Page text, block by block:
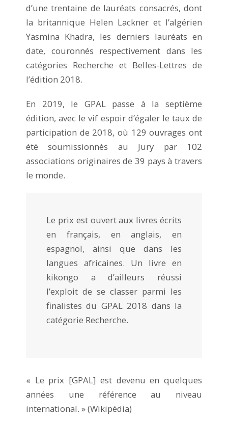
d’une trentaine de lauréats consacrés, dont
la britannique Helen Lackner et l’algérien
Yasmina Khadra, les derniers lauréats en
date, couronnés respectivement dans les
catégories Recherche et Belles-Lettres de
l’édition 2018.
En 2019, le GPAL passe à la septième
édition, avec le vif espoir d’égaler le taux de
participation de 2018, où 129 ouvrages ont
été soumissionnés au Jury par 102
associations originaires de 39 pays à travers
le monde.
Le prix est ouvert aux livres écrits
en français, en anglais, en
espagnol, ainsi que dans les
langues africaines. Un livre en
kikongo a d’ailleurs réussi
l’exploit de se classer parmi les
finalistes du GPAL 2018 dans la
catégorie Recherche.
« Le prix [GPAL] est devenu en quelques
années une référence au niveau
international. » (Wikipédia)